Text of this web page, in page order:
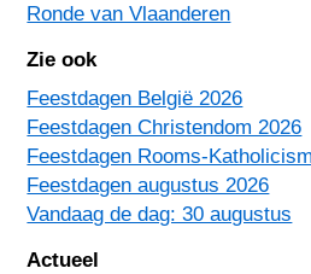
Ronde van Vlaanderen
Zie ook
Feestdagen België 2026
Feestdagen Christendom 2026
Feestdagen Rooms-
Feestdagen augustus 2026
Vandaag de dag: 30 augustus
Actueel